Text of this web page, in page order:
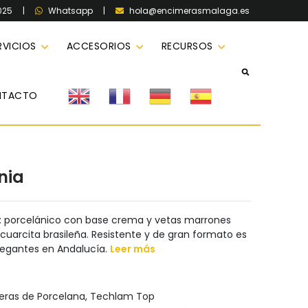
| Whatsapp | hola@encimerasmalaga.es
ACCESORIOS RECURSOS
porcelánico con base crema y vetas marrones
brasileña. Resistente y de gran formato es
en Andalucía. Leer más
de Porcelana, Techlam Top